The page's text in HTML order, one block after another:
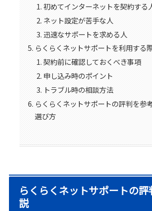
初めてインターネットを契約する
ネット設定が苦手な人
迅速なサポートを求める人
らくらくネットサポートを利用する
契約前に確認しておくべき事項
申し込み時のポイント
トラブル時の相談方法
らくらくネットサポートの評判を参
選び方
らくらくネットサポートの
説